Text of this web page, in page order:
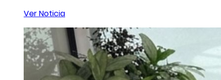
Ver Noticia